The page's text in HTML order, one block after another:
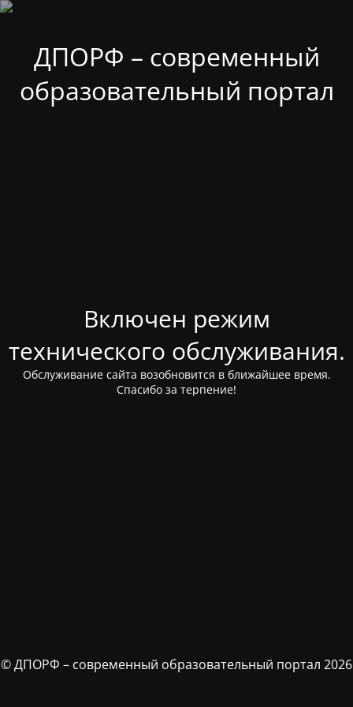
ДПОРФ – современный
образовательный портал
Включен режим
технического обслуживания.
Обслуживание сайта возобновится в ближайшее время.
Спасибо за терпение!
© ДПОРФ – современный образовательный портал 2026